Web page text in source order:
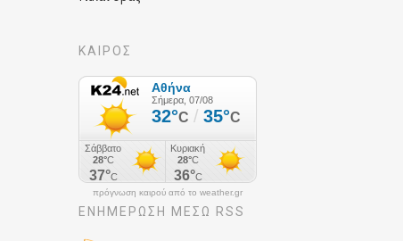
ΚΑΙΡΟΣ
πρόγνωση καιρού από το weather.gr
ΕΝΗΜΈΡΩΣΉ ΜΕΣΩ RSS